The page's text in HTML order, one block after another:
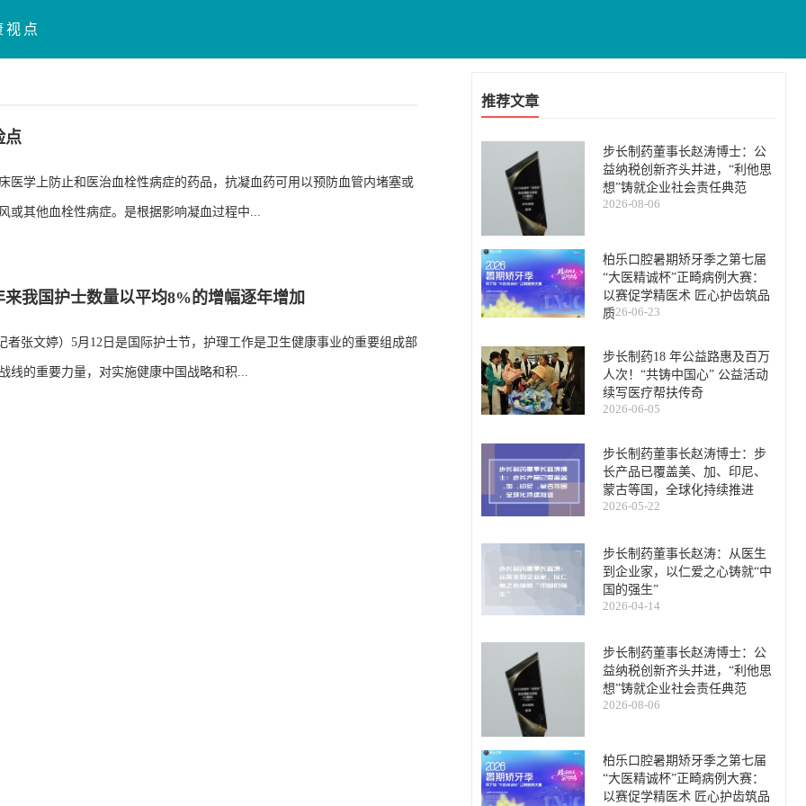
视点
点
医学上防止和医治血栓性病症的药品，抗凝血药可用以预防血管内堵塞或
或其他血栓性病症。是根据影响凝血过程中...
来我国护士数量以平均8%的增幅逐年增加
者张文婷）5月12日是国际护士节，护理工作是卫生健康事业的重要组成部
线的重要力量，对实施健康中国战略和积...
推荐文章
步长制药董事长赵涛博士：公
益纳税创新齐头并进，“利他思
想”铸就企业社会责任典范
2026-08-06
柏乐口腔暑期矫牙季之第七届
“大医精诚杯”正畸病例大赛：
以赛促学精医术 匠心护齿筑品
质
2026-06-23
步长制药18 年公益路惠及百万
人次！“共铸中国心” 公益活动
续写医疗帮扶传奇
2026-06-05
步长制药董事长赵涛博士：步
长产品已覆盖美、加、印尼、
蒙古等国，全球化持续推进
2026-05-22
步长制药董事长赵涛：从医生
到企业家，以仁爱之心铸就“中
国的强生”
2026-04-14
步长制药董事长赵涛博士：公
益纳税创新齐头并进，“利他思
想”铸就企业社会责任典范
2026-08-06
柏乐口腔暑期矫牙季之第七届
“大医精诚杯”正畸病例大赛：
以赛促学精医术 匠心护齿筑品